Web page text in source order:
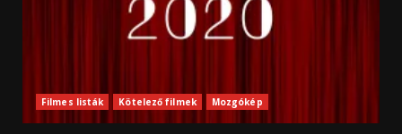
Filmes listák Kötelező filmek Mozgókép